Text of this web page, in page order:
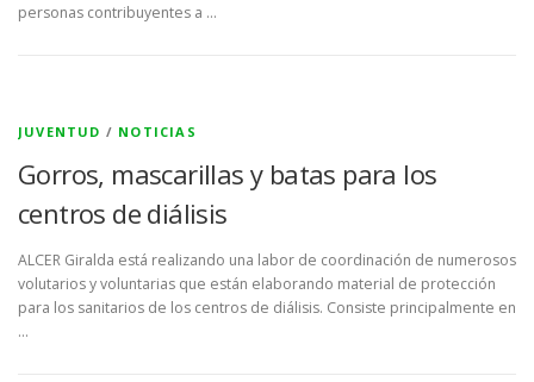
personas contribuyentes a …
JUVENTUD / NOTICIAS
Gorros, mascarillas y batas para los
centros de diálisis
ALCER Giralda está realizando una labor de coordinación de numerosos
volutarios y voluntarias que están elaborando material de protección
para los sanitarios de los centros de diálisis. Consiste principalmente en
…